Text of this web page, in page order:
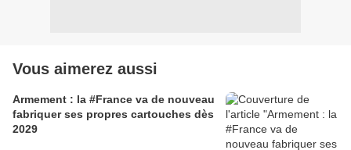
Vous aimerez aussi
Armement : la #France va de nouveau
fabriquer ses propres cartouches dès
2029